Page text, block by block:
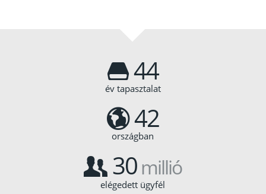
44
év tapasztalat
42
országban
30millió
elégedett ügyfél